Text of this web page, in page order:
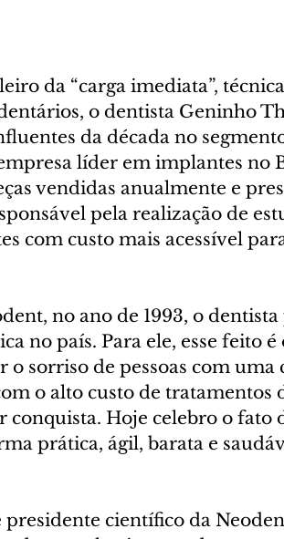
da “carga imediata”,
o dentista Geninho
da década no
líder em implantes no
vendidas anualmente e
pela realização de
com custo mais acessível
no ano de 1993, o
no país. Para ele, esse feito
o sorriso de pessoas com
o alto custo de tratamentos
conquista. Hoje celebro o fato
prática, ágil, barata e
científico da